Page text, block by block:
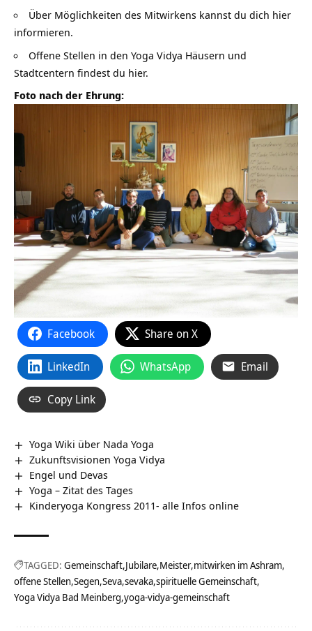
Über Möglichkeiten des Mitwirkens kannst du dich hier
informieren.
Offene Stellen in den Yoga Vidya Häusern und
Stadtcentern findest du hier.
Foto nach der Ehrung:
Facebook Share on X
LinkedIn WhatsApp Email
Copy Link
Yoga Wiki über Nada Yoga
Zukunftsvisionen Yoga Vidya
Engel und Devas
Yoga – Zitat des Tages
Kinderyoga Kongress 2011- alle Infos online
TAGGED: Gemeinschaft Jubilare Meister mitwirken im Ashram
offene Stellen Segen Seva sevaka spirituelle Gemeinschaft
Yoga Vidya Bad Meinberg yoga-vidya-gemeinschaft